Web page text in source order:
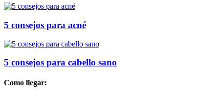
5 consejos para acné
5 consejos para cabello sano
Como llegar: